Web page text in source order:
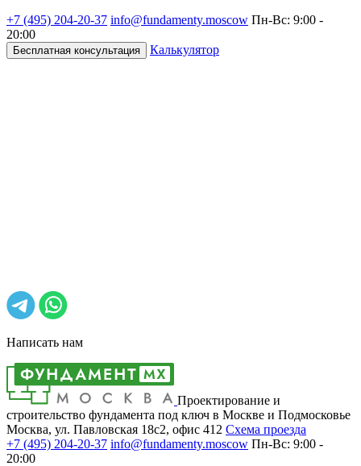
+7 (495) 204-20-37 info@fundamenty.moscow Пн-Вс: 9:00 -
20:00
Бесплатная консультация Калькулятор
Написать нам
Проектирование и
строительство фундамента под ключ в Москве и Подмосковье
Москва, ул. Павловская 18с2, офис 412 Cхема проезда
+7 (495) 204-20-37 info@fundamenty.moscow Пн-Вс: 9:00 -
20:00